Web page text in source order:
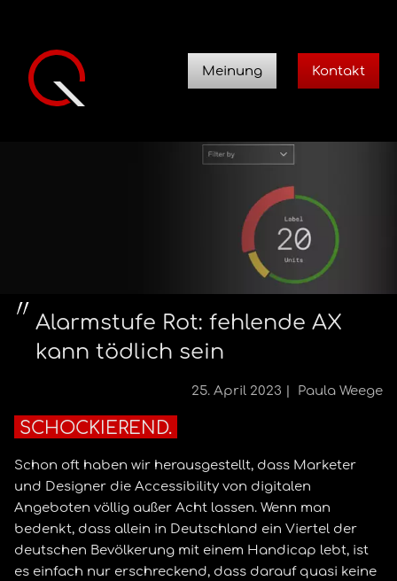
Meinung Kontakt
Alarmstufe Rot: fehlende AX
kann tödlich sein
25. April 2023 Paula Weege
SCHOCKIEREND.
Schon oft haben wir herausgestellt, dass Marketer
und Designer die Accessibility von digitalen
Angeboten völlig außer Acht lassen. Wenn man
bedenkt, dass allein in Deutschland ein Viertel der
deutschen Bevölkerung mit einem Handicap lebt, ist
es einfach nur erschreckend, dass darauf quasi keine